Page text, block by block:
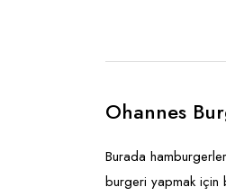
Ohannes
Burada
burgeri yapmak için